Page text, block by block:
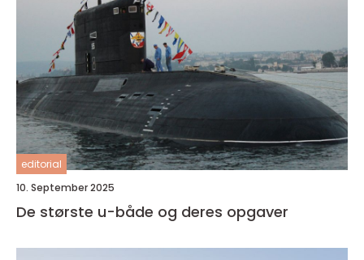
editorial
10. September 2025
De største u-både og deres opgaver